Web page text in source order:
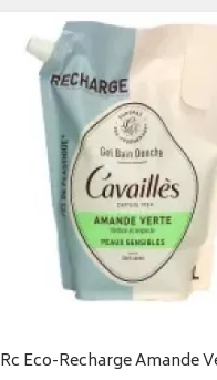
Rc Eco-Recharge Amande